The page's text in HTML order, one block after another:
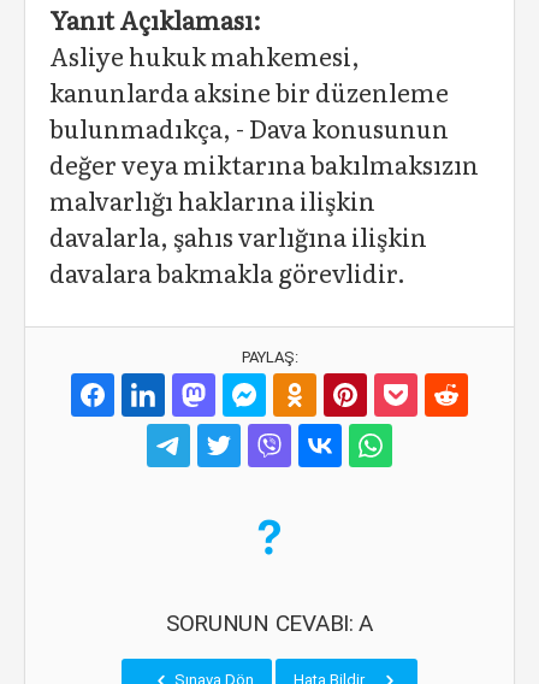
Yanıt Açıklaması:
Asliye hukuk mahkemesi,
kanunlarda aksine bir düzenleme
bulunmadıkça, - Dava konusunun
değer veya miktarına bakılmaksızın
malvarlığı haklarına ilişkin
davalarla, şahıs varlığına ilişkin
davalara bakmakla görevlidir.
PAYLAŞ:
SORUNUN CEVABI: A
Sınava Dön Hata Bildir